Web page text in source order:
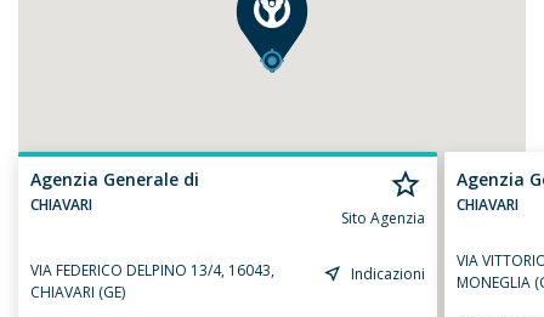
Agenzia Generale di
CHIAVARI
Sito Agenzia
VIA FEDERICO DELPINO 13/4, 16043,
CHIAVARI (GE)
Indicazioni
Agenzia
CHIAVARI
VIA
MONEGLIA